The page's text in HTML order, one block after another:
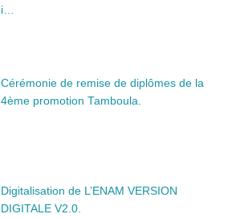
i…
Cérémonie de remise de diplômes de la
4ème promotion Tamboula.
Digitalisation de L’ENAM VERSION
DIGITALE V2.0.